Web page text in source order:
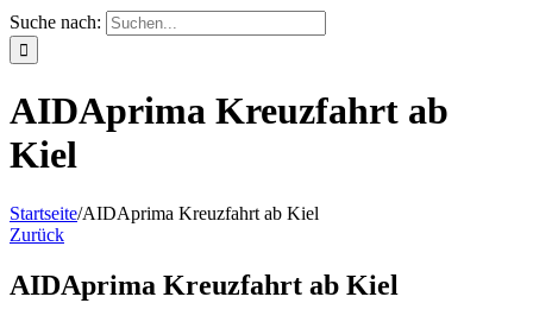
Suche nach:
AIDAprima Kreuzfahrt ab
Kiel
Startseite/AIDAprima Kreuzfahrt ab Kiel
Zurück
AIDAprima Kreuzfahrt ab Kiel